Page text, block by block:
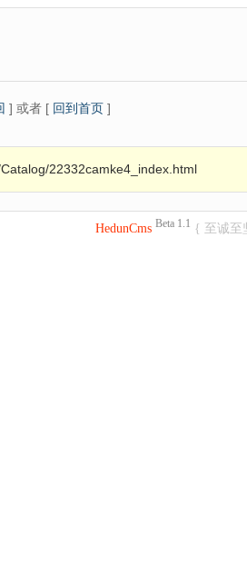
] 或者 [ 回到首页 ]
22332camke4_index.html
HedunCms Beta 1.1 { 至诚至